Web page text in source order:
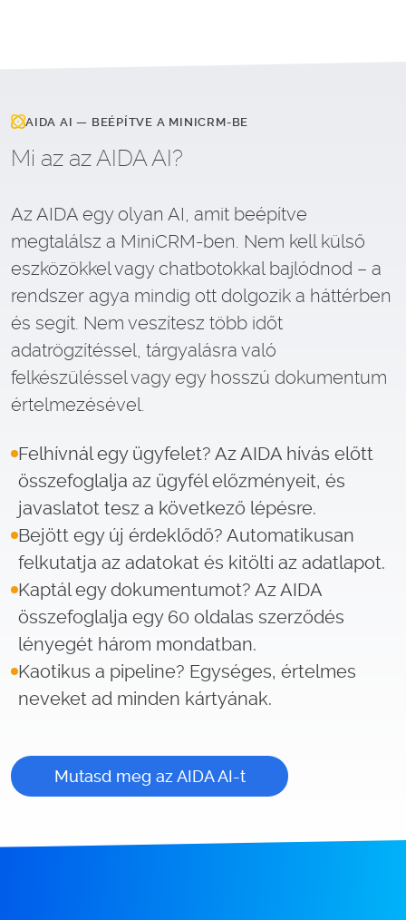
AIDA AI — BEÉPÍTVE A MINICRM-BE
Mi az az AIDA AI?
Az AIDA egy olyan AI, amit beépítve
megtalálsz a MiniCRM-ben. Nem kell külső
eszközökkel vagy chatbotokkal bajlódnod – a
rendszer agya mindig ott dolgozik a háttérben
és segít. Nem veszítesz több időt
adatrögzítéssel, tárgyalásra való
felkészüléssel vagy egy hosszú dokumentum
értelmezésével.
Felhívnál egy ügyfelet? Az AIDA hívás előtt
összefoglalja az ügyfél előzményeit, és
javaslatot tesz a következő lépésre.
Bejött egy új érdeklődő? Automatikusan
felkutatja az adatokat és kitölti az adatlapot.
Kaptál egy dokumentumot? Az AIDA
összefoglalja egy 60 oldalas szerződés
lényegét három mondatban.
Kaotikus a pipeline? Egységes, értelmes
neveket ad minden kártyának.
Mutasd meg az AIDA AI-t